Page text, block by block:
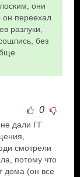
они
он переехал
разлуки,
без
0
дали ГГ
смотрели
потому что
дома (он все